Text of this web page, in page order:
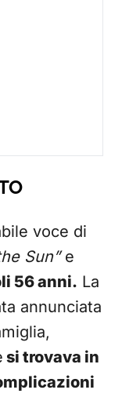
voce di
Sun”e
56 anni. La
annunciata
si trovava in